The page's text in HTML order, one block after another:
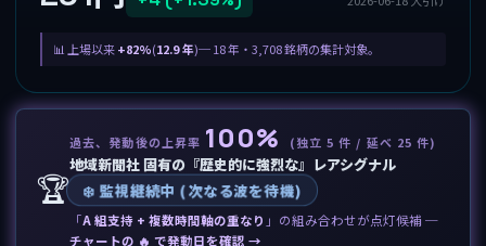
上場以来+82%(12.9 年)─ 18 年・3,708 銘柄の集計対象。
🏆
過去、発動後の上昇率 100% (独立 5 件 / 延べ 25 件)
地域新聞社 固有の『歴史的に強烈な』レアシグナル
❄️ 監視継続中 (次なる波を待機)
「A 組支持 + 複数時間軸の重なり 」の組み合わせが点灯候補 ─
チャートの 🔥 で発動日を確認 →